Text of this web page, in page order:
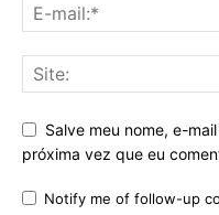
Salve meu nome, e-
próxima vez que eu
Notify me of follow-up